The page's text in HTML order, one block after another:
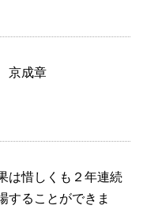
成章
は惜しくも２年連続
することができま